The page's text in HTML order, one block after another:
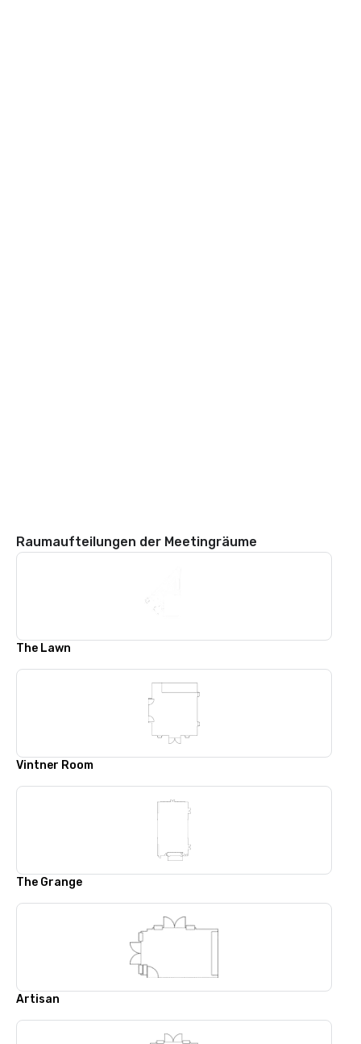
Raumaufteilungen der Meetingräume
The Lawn
Vintner Room
The Grange
Artisan